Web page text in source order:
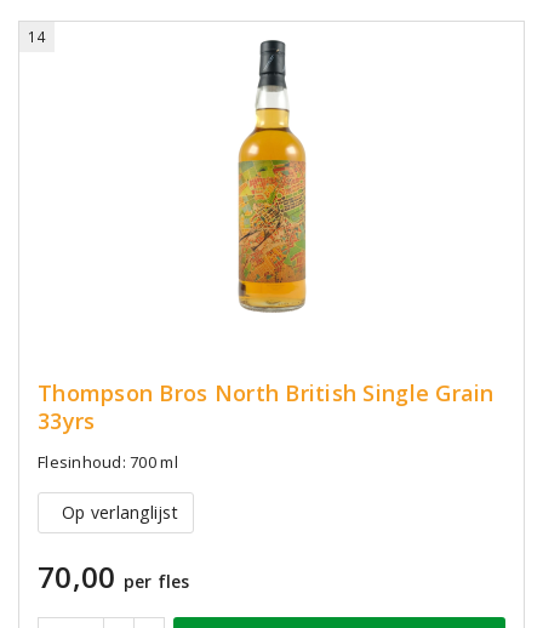
14
Thompson Bros North British Single Grain
33yrs
Flesinhoud: 700 ml
Op verlanglijst
70,00 per fles